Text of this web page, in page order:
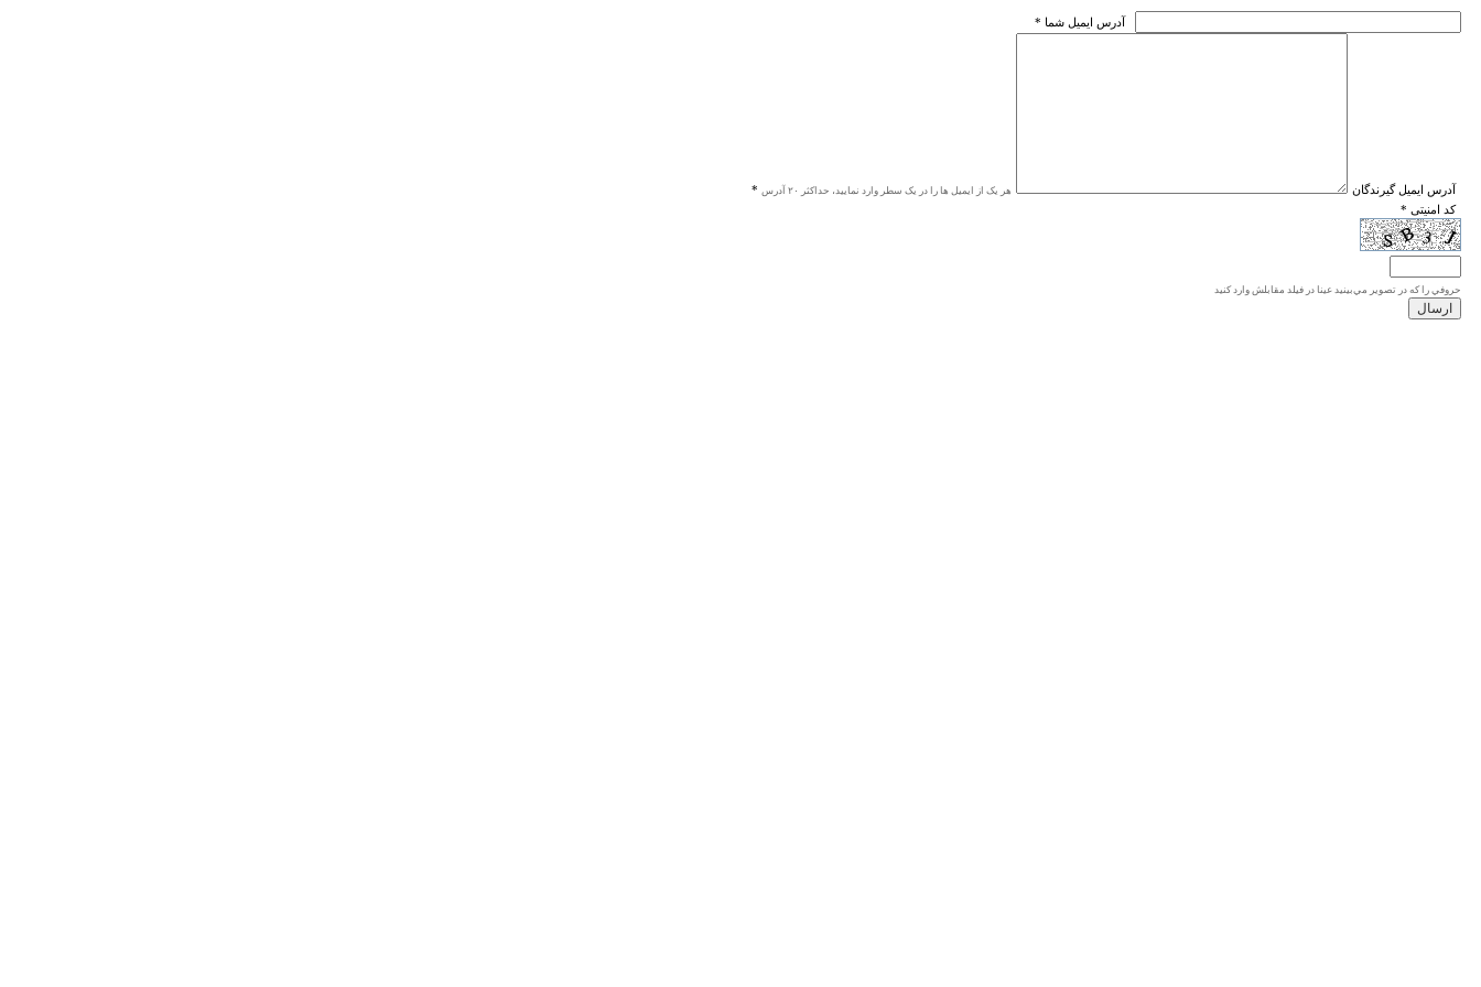
* آدرس ايميل شما
* آدرس ايميل گيرندگان هر یک از ایمیل ها را در یک سطر وارد نمایید، حداکثر ۲۰ آدرس
* کد امنیتی
حروفي را كه در تصوير مي‌بينيد عينا در فيلد مقابلش وارد كنيد